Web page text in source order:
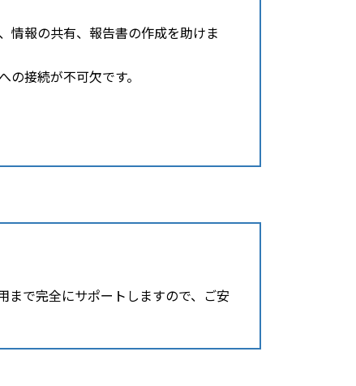
情報の共有、報告書の作成を助けま
接続が不可欠です。
まで完全にサポートしますので、ご安